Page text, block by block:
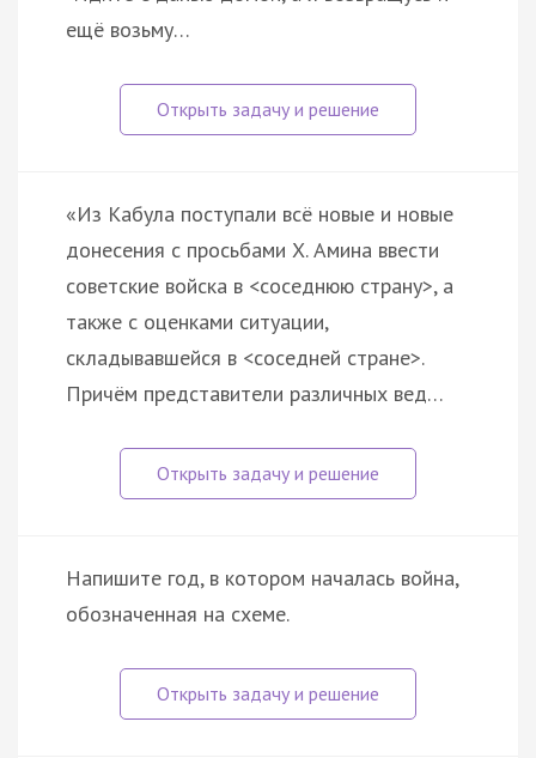
ещё возьму…
«Из Кабула поступали всё новые и новые
донесения с просьбами Х. Амина ввести
советские войска в <соседнюю страну>, а
также с оценками ситуации,
складывавшейся в <соседней стране>.
Причём представители различных вед…
Напишите год, в котором началась война,
обозначенная на схеме.